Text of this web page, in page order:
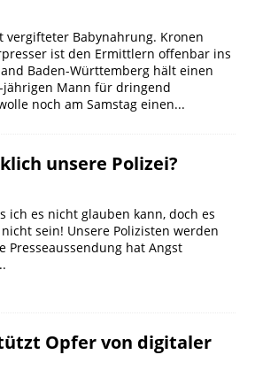
vergifteter Babynahrung. Kronen
ist den Ermittlern offenbar ins
Baden-Württemberg hält einen
jährigen Mann für dringend
noch am Samstag einen...
unsere Polizei?
ich es nicht glauben kann, doch es
sein! Unsere Polizisten werden
Presseaussendung hat Angst
Opfer von digitaler